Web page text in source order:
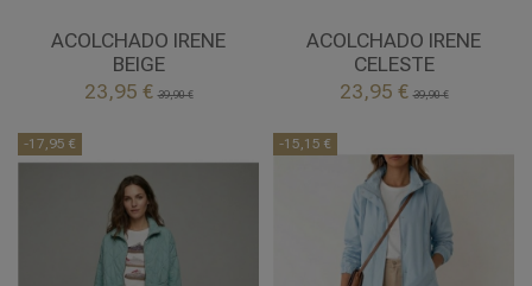
ACOLCHADO IRENE
BEIGE
23,95 €39,90 €
BEIGE
 Añadir al carrito
ACOLCHADO IRENE
CELESTE
23,95 €39,90 €
CELESTE
 Añadir al carrito
-17,95 € -15,15 €